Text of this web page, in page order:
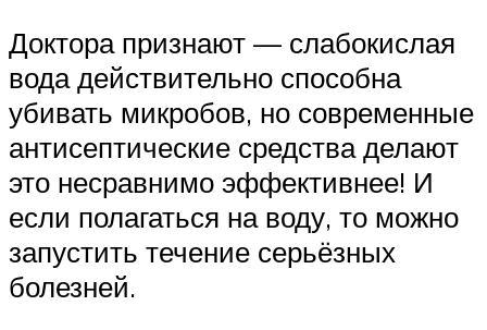
Доктора признают — слабокислая
вода действительно способна
убивать микробов, но современные
антисептические средства делают
это несравнимо эффективнее! И
если полагаться на воду, то можно
запустить течение серьёзных
болезней.